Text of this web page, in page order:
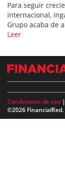
Para seguir
internacional,
Grupo acaba de
Leer
Condiciones de uso |
©2026